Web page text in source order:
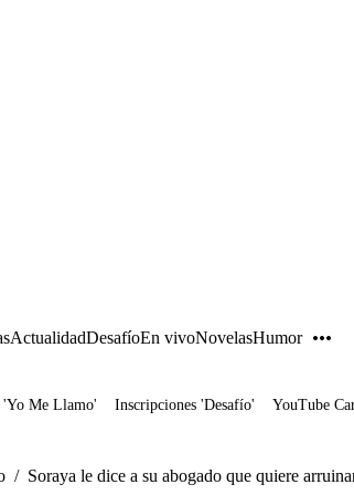
ActualidadDesafíoEn vivoNovelasHumor
Me Llamo' Inscripciones 'Desafío' YouTube
/ Soraya le dice a su abogado que quiere